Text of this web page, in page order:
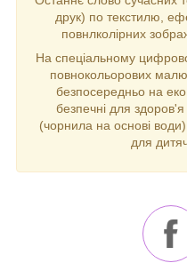
друк) по текстилю,
повнлколірних
На спеціальному
повнокольорових
безпосередньо на
безпечні для здоров'я
(чорнила на основі
для